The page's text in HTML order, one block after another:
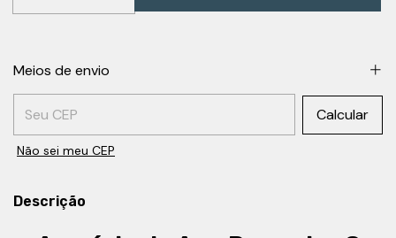
Meios de envio
Entregas para o CEP:
Calcular
Não sei meu CEP
Descrição